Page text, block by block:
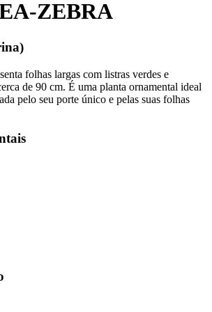
ZEBRA
folhas largas com listras verdes e
de 90 cm. É uma planta ornamental ideal
pelo seu porte único e pelas suas folhas